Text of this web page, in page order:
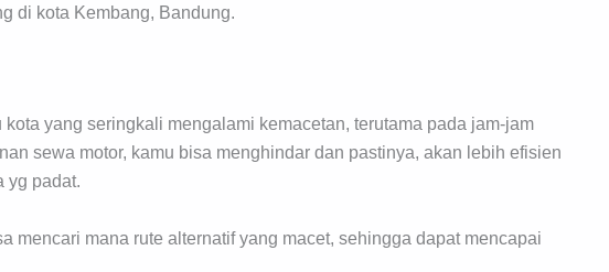
di kota Kembang, Bandung.
yang seringkali mengalami kemacetan, terutama pada jam-jam
sewa motor, kamu bisa menghindar dan pastinya, akan lebih efisien
yg padat.
mencari mana rute alternatif yang macet, sehingga dapat mencapai